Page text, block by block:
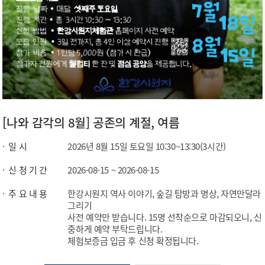
[나와 감각의 8월] 공존의 계절, 여름
일 시
2026년 8월 15일 토요일 10:30~13:30(3시간)
신 청 기 간
2026-08-15 ~ 2026-08-15
주 요 내 용
한강시원지 역사 이야기, 숲길 탐방과 명상, 자연만달라
그리기
사전 예약만 받습니다. 15명 선착순으로 마감되오니, 신
중하게 예약 부탁드립니다.
체험보증금 입금 후 신청 확정됩니다.